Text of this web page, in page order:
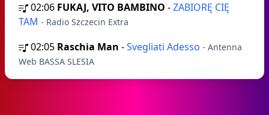
02:06 FUKAJ, VITO BAMBINO -ZABIORĘ CIĘ
TAM - Radio Szczecin Extra
02:05 Raschia Man -Svegliati Adesso - Antenna
Web BASSA SLESIA